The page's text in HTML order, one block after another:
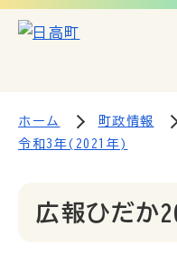
ホーム 町政情報
令和3年(2021年)
広報ひだか